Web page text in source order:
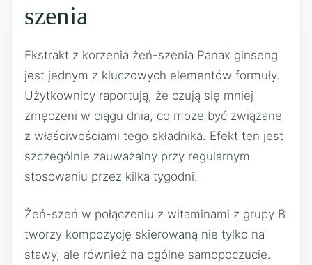
szenia
Ekstrakt z korzenia żeń-szenia Panax ginseng
jest jednym z kluczowych elementów formuły.
Użytkownicy raportują, że czują się mniej
zmęczeni w ciągu dnia, co może być związane
z właściwościami tego składnika. Efekt ten jest
szczególnie zauważalny przy regularnym
stosowaniu przez kilka tygodni.
Żeń-szeń w połączeniu z witaminami z grupy B
tworzy kompozycję skierowaną nie tylko na
stawy, ale również na ogólne samopoczucie.